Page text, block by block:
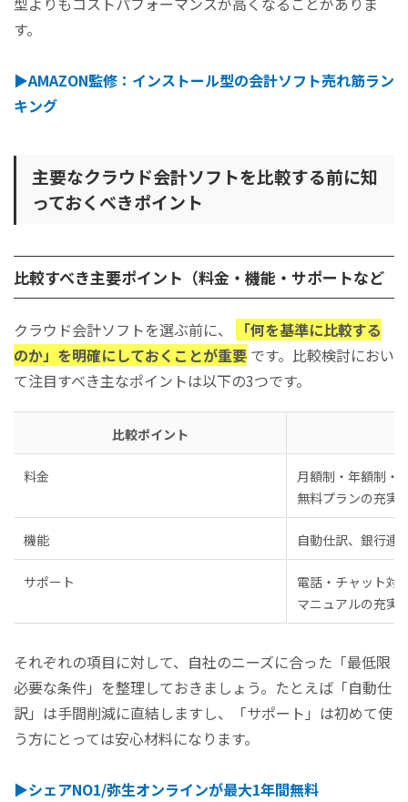
す。
▶︎AMAZON監修：インストール型の会計ソフト売れ筋ラン
キング
主要なクラウド会計ソフトを比較する前に知
っておくべきポイント
比較すべき主要ポイント（料金・機能・サポートなど
クラウド会計ソフトを選ぶ前に、
「何を基準に比較する
のか」を明確にしておくことが重要 です。比較検討におい
て注目すべき主なポイントは以下の3つです。
比較ポイント
料金
月額制・年額制・
無料プランの充実
機能 自動仕訳、銀行連
サポート
電話・チャット対
マニュアルの充実
それぞれの項目に対して、自社のニーズに合った「最低限
必要な条件」を整理しておきましょう。たとえば「自動仕
訳」は手間削減に直結しますし、「サポート」は初めて使
う方にとっては安心材料になります。
▶︎シェアNO1/弥生オンラインが最大1年間無料